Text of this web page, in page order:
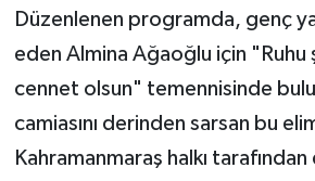
Düzenlenen programda, genç
eden Almina Ağaoğlu için "Ruhu
cennet olsun" temennisinde
camiasını derinden sarsan bu
Kahramanmaraş halkı